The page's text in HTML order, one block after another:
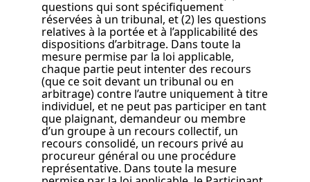
questions qui sont spécifiquement
réservées à un tribunal, et (2) les questions
relatives à la portée et à l’applicabilité des
dispositions d’arbitrage. Dans toute la
mesure permise par la loi applicable,
chaque partie peut intenter des recours
(que ce soit devant un tribunal ou en
arbitrage) contre l’autre uniquement à titre
individuel, et ne peut pas participer en tant
que plaignant, demandeur ou membre
d’un groupe à un recours collectif, un
recours consolidé, un recours privé au
procureur général ou une procédure
représentative. Dans toute la mesure